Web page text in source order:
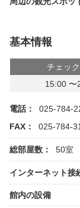
基本情報
チェッ
15:00 〜
電話：
025-784-
FAX：
025-784-
総部屋数： 50室
インターネット接
館内の設備